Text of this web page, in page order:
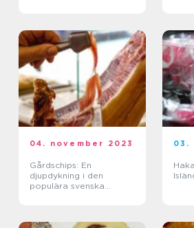
04. november 2023
Gårdschips: En
djupdykning i den
populära svenska
03.